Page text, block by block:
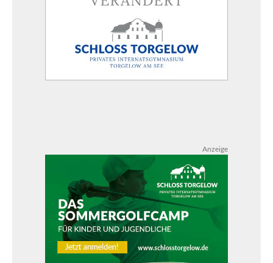
Anzeige